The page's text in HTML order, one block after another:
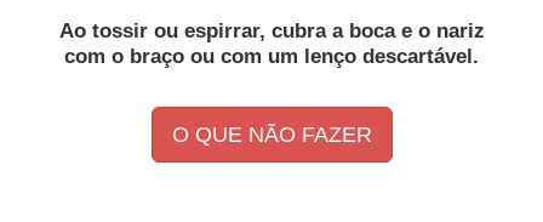
Ao tossir ou espirrar, cubra a boca e o nariz
com o braço ou com um lenço descartável.
O QUE NÃO FAZER